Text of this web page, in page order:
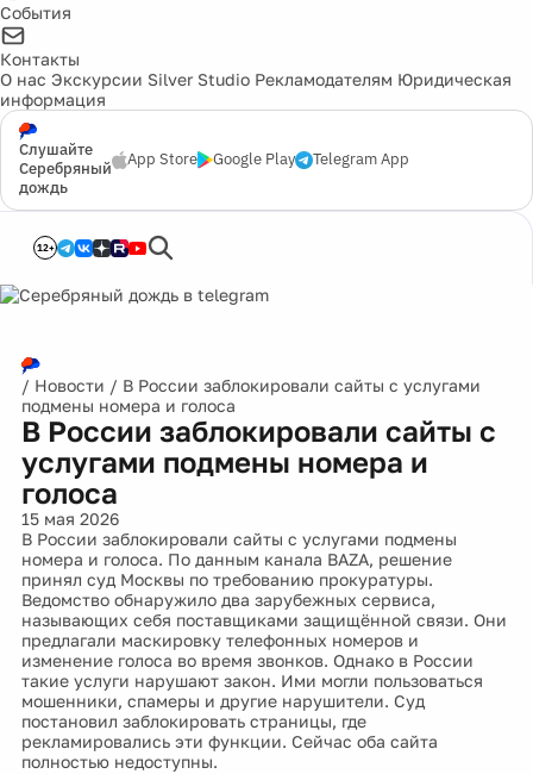
События
Контакты
О нас Экскурсии Silver Studio Рекламодателям Юридическая
информация
Слушайте
Серебряный
дождь
App Store Google Play Telegram App
12+
/ Новости / В России заблокировали сайты с услугами
подмены номера и голоса
В России заблокировали сайты с
услугами подмены номера и
голоса
15 мая 2026
В России заблокировали сайты с услугами подмены
номера и голоса. По данным канала BAZA, решение
принял суд Москвы по требованию прокуратуры.
Ведомство обнаружило два зарубежных сервиса,
называющих себя поставщиками защищённой связи. Они
предлагали маскировку телефонных номеров и
изменение голоса во время звонков. Однако в России
такие услуги нарушают закон. Ими могли пользоваться
мошенники, спамеры и другие нарушители. Суд
постановил заблокировать страницы, где
рекламировались эти функции. Сейчас оба сайта
полностью недоступны.